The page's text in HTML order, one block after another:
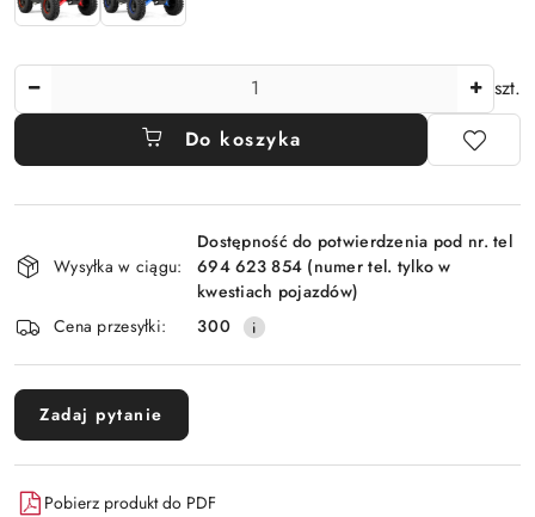
szt.
Do koszyka
Dostępność
i
dostawa
Wysyłka w ciągu:
Dostępność do potwierdzenia pod nr. tel
694 623 854 (numer tel. tylko w
kwestiach pojazdów)
Cena przesyłki:
300
Zadaj pytanie
Pobierz produkt do PDF